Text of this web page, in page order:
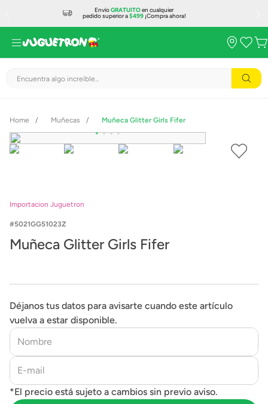
EnvíoGRATUITOen cualquier
pedido superior a$499¡Compra ahora!
Encuentra algo increíble...
Muñecas Muñeca Glitter Girls Fifer
Importacion Juguetron
5021GG51023Z
Muñeca Glitter Girls Fifer
Déjanos tus datos para avisarte cuando este artículo
vuelva a estar disponible.